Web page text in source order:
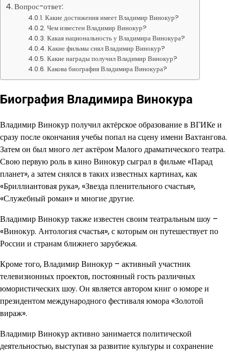
Вопрос-ответ:
Какие достижения имеет Владимир Винокур?
Чем известен Владимир Винокур?
Какая национальность у Владимира Винокура?
Какие фильмы снял Владимир Винокур?
Какие награды получил Владимир Винокур?
Какова биография Владимира Винокура?
Биография Владимира Винокура
Владимир Винокур получил актёрское образование в ВГИКе и
сразу после окончания учебы попал на сцену имени Вахтангова.
Затем он был много лет актёром Малого драматического театра.
Свою первую роль в кино Винокур сыграл в фильме «Парад
планет», а затем снялся в таких известных картинах, как
«Бриллиантовая рука», «Звезда пленительного счастья»,
«Служебный роман» и многие другие.
Владимир Винокур также известен своим театральным шоу –
«Винокур. Антология счастья», с которым он путешествует по
России и странам ближнего зарубежья.
Кроме того, Владимир Винокур – активный участник
телевизионных проектов, постоянный гость различных
юмористических шоу. Он является автором книг о юморе и
президентом международного фестиваля юмора «Золотой
вираж».
Владимир Винокур активно занимается политической
деятельностью, выступая за развитие культуры и сохранение